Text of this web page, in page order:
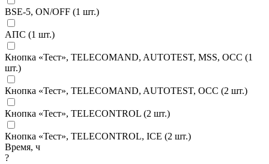
BSE-5, ON/OFF (1 шт.)
АПС (1 шт.)
Кнопка «Тест», TELECOMAND, AUTOTEST, MSS, OCC (1
шт.)
Кнопка «Тест», TELECOMAND, AUTOTEST, OCC (2 шт.)
Кнопка «Тест», TELECONTROL (2 шт.)
Кнопка «Тест», TELECONTROL, ICE (2 шт.)
Время, ч
?